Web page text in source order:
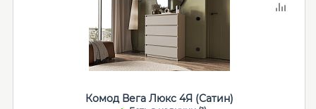
Комод Вега Люкс 4Я (Сатин)